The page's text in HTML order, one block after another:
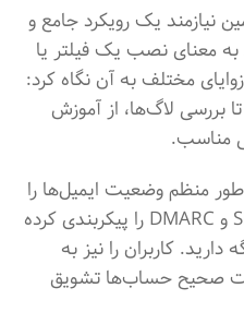
نیازمند یک رویکرد جامع و
معنای نصب یک فیلتر یا
مختلف به آن نگاه کرد:
بررسی لاگ‌ها، از آموزش
مناسب.
منظم وضعیت ایمیل‌ها را
رصد کنید، رکوردهای SPF، DKIM و DMARC را پیکربندی کرده
دارید. کاربران را نیز به
صحیح حساب‌ها تشویق